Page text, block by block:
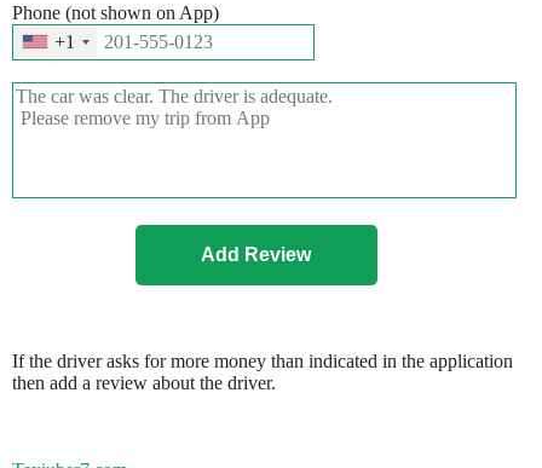
Phone (not shown on App)
+1
If the driver asks for more money than indicated in the application
then add a review about the driver.